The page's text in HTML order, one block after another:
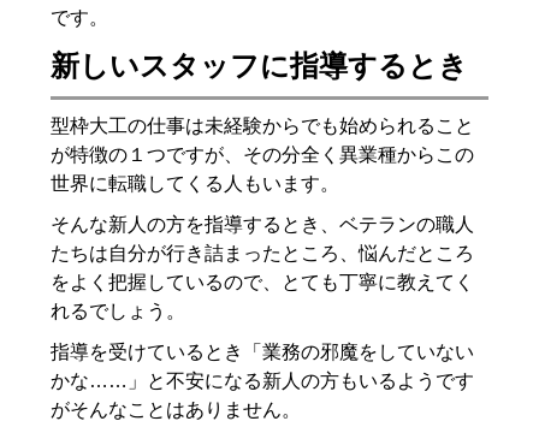
です。
新しいスタッフに指導するとき
型枠大工の仕事は未経験からでも始められること
が特徴の１つですが、その分全く異業種からこの
世界に転職してくる人もいます。
そんな新人の方を指導するとき、ベテランの職人
たちは自分が行き詰まったところ、悩んだところ
をよく把握しているので、とても丁寧に教えてく
れるでしょう。
指導を受けているとき「業務の邪魔をしていない
かな……」と不安になる新人の方もいるようです
がそんなことはありません。